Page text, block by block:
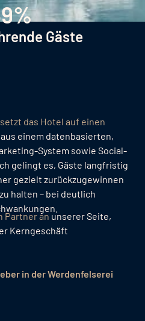
Gäste
das Hotel auf einen
aus einem datenbasierten,
System sowie Social-
gelingt es, Gäste langfristig
gezielt zurückzugewinnen
halten – bei deutlich
Partneranunserer Seite,
Kerngeschäft
in der Werdenfelserei